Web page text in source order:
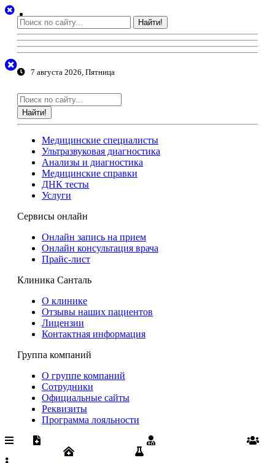
Найти!
7 августа 2026, Пятница
Найти!
Медицинские специалисты
Ультразвуковая диагностика
Анализы и диагностика
Медицинские справки
ДНК тесты
Услуги
Сервисы онлайн
Онлайн запись на прием
Онлайн консультация врача
Прайс-лист
Клиника Санталь
О клинике
Отзывы наших пациентов
Лицензии
Контактная информация
Группа компаний
О группе компаний
Сотрудники
Официальные сайты
Реквизиты
Программа лояльности